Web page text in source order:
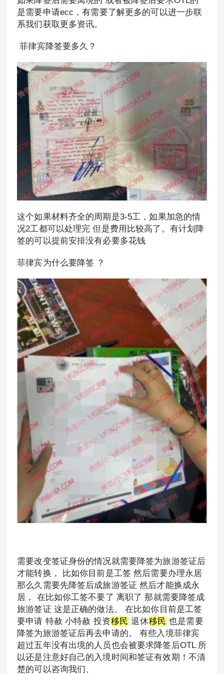
是需要申请ecc，有需要了解更多的可以进一步联
系我们获取更多资讯。
菲律宾降签要多久？
这个如果材料齐全的周期是3-5工，如果加急的情
况2工都可以处理完 但是费用比较高了。有计划降
签的可以提前安排没有必要多花钱
菲律宾为什么要降签 ？
需要改变签证身份的情况就需要降签为旅游签证后
才能转换， 比如你目前是工签 然后需要办理永居
那么久需要先降签后成旅游签证 然后才能换成永
居， 在比如你工签不要了 离职了 那就需要降签成
旅游签证 这是正确的做法。 在比如你目前是工签
要申请 特赦 小特赦 投资移民 退休移民 也是需要
降签为旅游签证后再去申请的。 有些入境菲律宾
超过五年没有出境的人员也会被要求降签后OTL 所
以还是注意好自己的入境时间和签证有效期！不清
楚的可以咨询我们、